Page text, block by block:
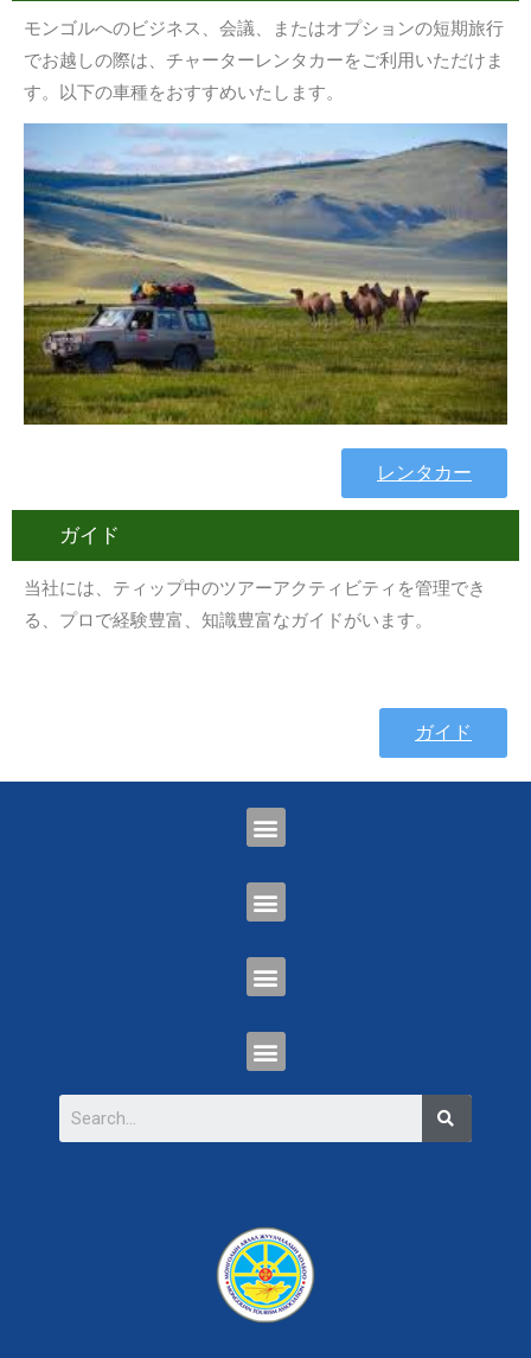
モンゴルへのビジネス、会議、またはオプションの短期旅行
でお越しの際は、チャーターレンタカーをご利用いただけま
す。以下の車種をおすすめいたします。
レンタカー
ガイド
当社には、ティップ中のツアーアクティビティを管理でき
る、プロで経験豊富、知識豊富なガイドがいます。
ガイド